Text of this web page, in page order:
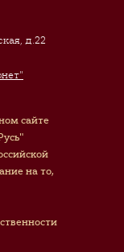
д.22
сайте
на то,